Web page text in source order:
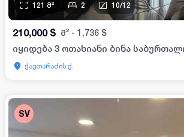
121 მ² 2 10/12
210,000 $ მ² - 1,736 $
იყიდება 3 ოთახიანი ბინა
ქავთარაძის ქ.
SV